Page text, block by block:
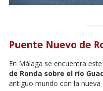
Puente Nuevo de
En Málaga se encuentra este
de Ronda sobre el río
antiguo mundo con la nueva